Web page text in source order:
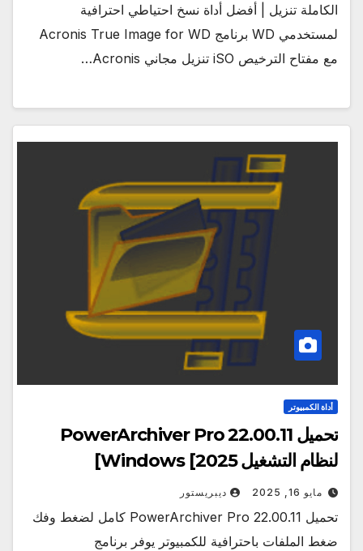
الكاملة تنزيل | أفضل أداة نسخ احتياطي احترافية
لمستخدمي WD برنامج Acronis True Image for WD
مع مفتاح الترخيص iSO تنزيل مجاني Acronis…
أداة الكمبيوتر
تحميل PowerArchiver Pro 22.00.11
لنظام التشغيل Windows [2025]
مايو 16, 2025 ديبريستور
تحميل PowerArchiver Pro 22.00.11 كامل لضغط وفك
ضغط الملفات باحترافية للكمبيوتر يوفر برنامج